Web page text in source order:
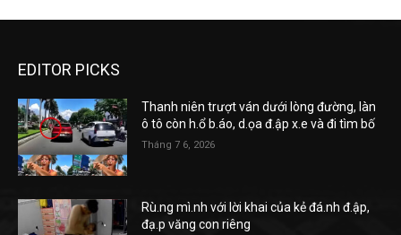
EDITOR PICKS
Thanh niên trượt ván dưới lòng đường, làn
ô tô còn h.ổ b.áo, d.ọa đ.ập x.e và đi tìm bố
Tháng 7 6, 2026
Rù.ng mì.nh với lời khai của kẻ đá.nh đ.ập,
đạ.p văng con riêng